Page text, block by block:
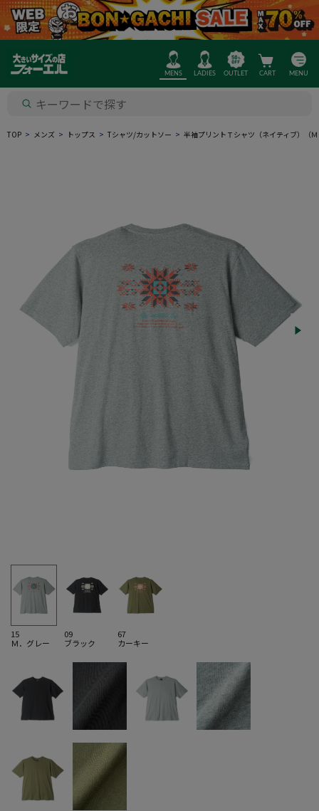
MENS LADIES OUTLET CART MENU
TOP メンズ トップス Tシャツ/カットソー 半袖プリントＴシャツ（ネイティブ）（
15
Ｍ．グレー
09
ブラック
67
カーキー